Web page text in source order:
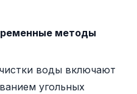
методы
воды включают
угольных